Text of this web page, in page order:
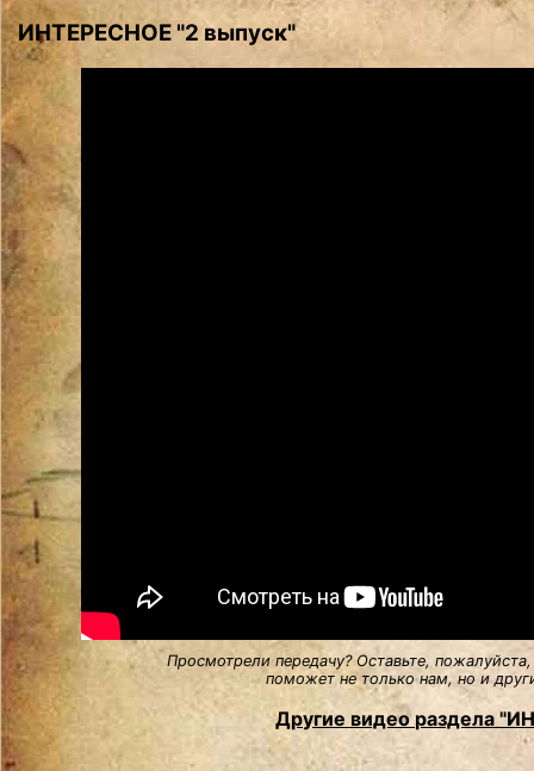
ИНТЕРЕСНОЕ "2 выпуск"
Просмотрели передачу? Оставьте,
поможет не только нам, но и
Другие видео раздела